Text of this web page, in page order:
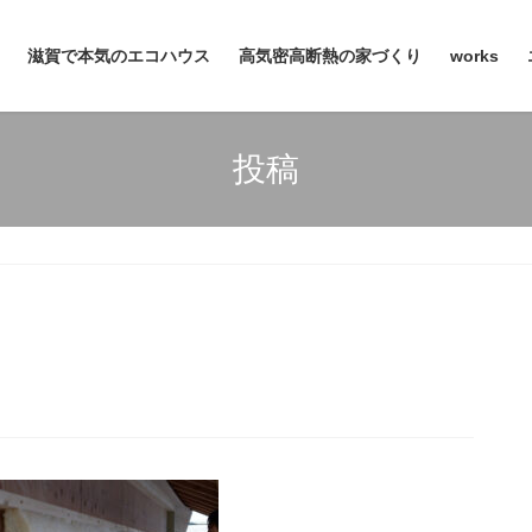
滋賀で本気のエコハウス 高気密高断熱の家づくり works
投稿